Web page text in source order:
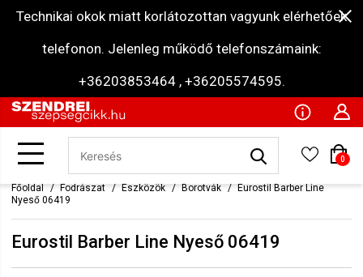
Technikai okok miatt korlátozottan vagyunk elérhetőek
telefonon. Jelenleg működő telefonszámaink:
+36203853464 , +36205574595.
0
Főoldal Fodrászat Eszközök Borotvák
Eurostil Barber Line
Nyeső 06419
Eurostil Barber Line Nyeső 06419